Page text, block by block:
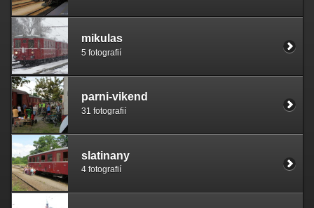
mikulas
5 fotografií
parni-vikend
31 fotografií
slatinany
4 fotografií